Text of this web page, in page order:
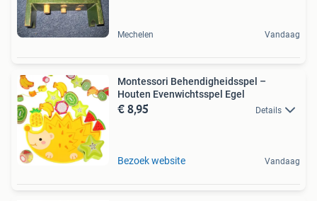
Mechelen Vandaag
Montessori Behendigheidsspel –
Houten Evenwichtsspel Egel
€ 8,95 Details
Bezoek website Vandaag